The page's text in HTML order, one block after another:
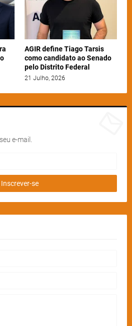
AGIR define Tiago Tarsis
como candidato ao Senado
pelo Distrito Federal
21 Julho, 2026
e-mail.